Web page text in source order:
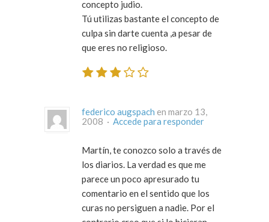
concepto judio.
Tú utilizas bastante el concepto de
culpa sin darte cuenta ,a pesar de
que eres no religioso.
federico augspach en marzo 13,
2008 · Accede para responder
Martín, te conozco solo a través de
los diarios. La verdad es que me
parece un poco apresurado tu
comentario en el sentido que los
curas no persiguen a nadie. Por el